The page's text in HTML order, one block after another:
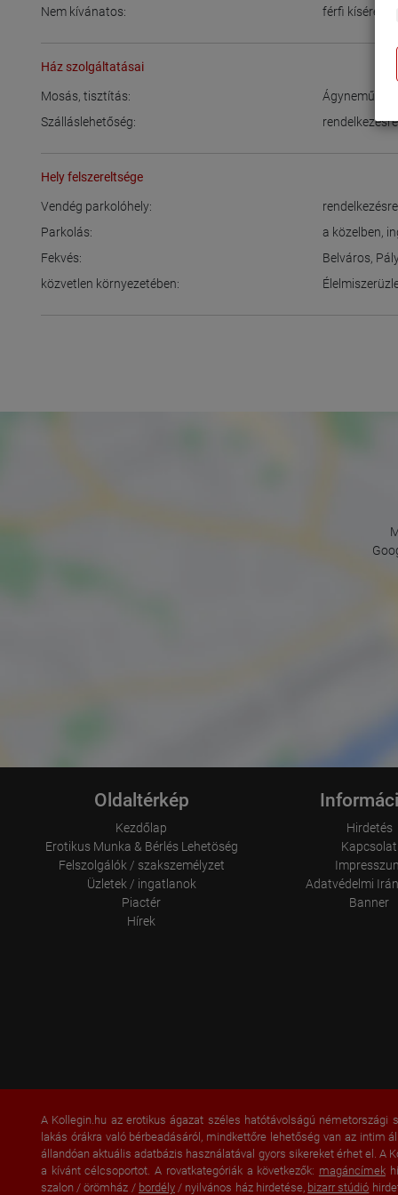
Nem kívánatos: férfi kíséret
Ház szolgáltatásai
Mosás, tisztítás: Ágynemű
Szálláslehetőség:
Hely felszereltsége
Vendég parkolóhely:
rendelkezésre
Parkolás:
a közelben,
Fekvés:
Belváros,
közvetlen környezetében:
Oldaltérkép
Kezdőlap
Erotikus Munka & Bérlés Lehetöség
Felszolgálók / szakszemélyzet
Üzletek / ingatlanok
Piactér
Hírek
Hirdetés
Kapcsolat
Adatvédelmi
Banner
A Kollegin.hu az erotikus ágazat széles hatótávolságú
lakás órákra való bérbeadásáról, mindkettőre lehetőség van az intim
állandóan aktuális adatbázis használatával gyors sikereket érhet el. A
a kívánt célcsoportot. A rovatkategóriák a következők: magáncímek
szalon / örömház / bordély/ nyilvános ház hirdetése, bizarr stúdió